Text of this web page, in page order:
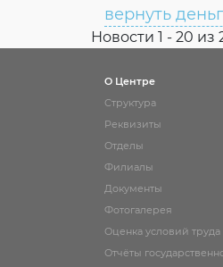
ОТВЕТ:
вернуть
ВОПРОС:
ОТВЕТ:
Новости 1 - 20 из
О Центре
Структура
Реквизиты
Отделы
Филиалы
Документы
Фотогалерея
Оценка условий труда
Отчёты